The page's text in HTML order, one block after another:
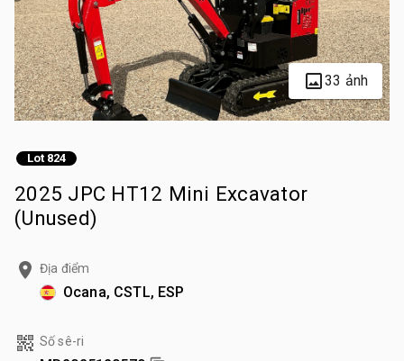
33 ảnh
Lot 824
2025 JPC HT12 Mini Excavator
(Unused)
Địa điểm
Ocana, CSTL, ESP
Số sê-ri